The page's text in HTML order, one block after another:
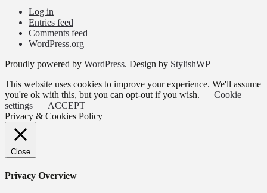
Log in
Entries feed
Comments feed
WordPress.org
Proudly powered by WordPress. Design by StylishWP
This website uses cookies to improve your experience. We'll assume
you're ok with this, but you can opt-out if you wish.
Cookie
settings
ACCEPT
Privacy & Cookies Policy
Close
Privacy Overview